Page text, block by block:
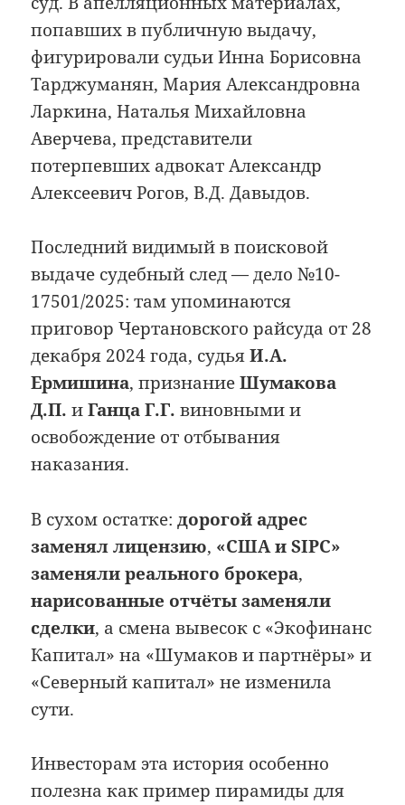
попавших в публичную выдачу,
фигурировали судьи Инна Борисовна
Тарджуманян, Мария Александровна
Ларкина, Наталья Михайловна
Аверчева, представители
потерпевших адвокат Александр
Алексеевич Рогов, В.Д. Давыдов.
Последний видимый в поисковой
выдаче судебный след — дело №10-
17501/2025: там упоминаются
приговор Чертановского райсуда от 28
декабря 2024 года, судьяИ.А.
Ермишина, признаниеШумакова
Д.П. иГанца Г.Г. виновными и
освобождение от отбывания
наказания.
В сухом остатке:дорогой адрес
заменял лицензию, «США и SIPC»
заменяли реального брокера,
нарисованные отчёты заменяли
сделки, а смена вывесок с «Экофинанс
Капитал» на «Шумаков и партнёры» и
«Северный капитал» не изменила
сути.
Инвесторам эта история особенно
полезна как пример пирамиды для